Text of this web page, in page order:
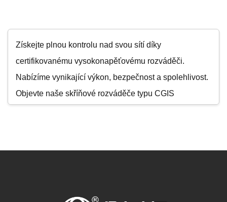
Získejte plnou kontrolu nad svou sítí díky
certifikovanému vysokonapěťovému rozváděči.
Nabízíme vynikající výkon, bezpečnost a spolehlivost.
Objevte naše skříňové rozváděče typu CGIS